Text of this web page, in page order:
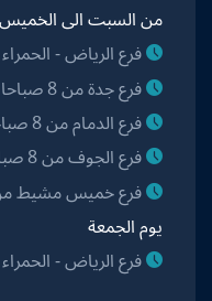
من السبت الى الخميس
فرع الرياض - الحمراء من 8 صباحا -
فرع جدة من 8 صباحا - 11 مساءا
فرع الدمام من 8 صباحا - 10 مساءا
فرع الجوف من 8 صباحا - 9 مساءا
فرع خميس مشيط من 8 صباحا - 10
يوم الجمعة
فرع الرياض - الحمراء من 2 مساءا -